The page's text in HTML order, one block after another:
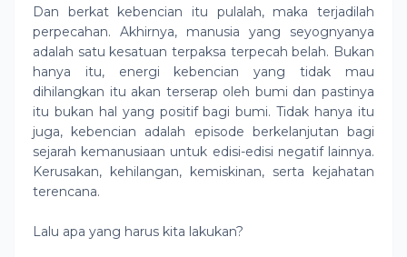
Dan berkat kebencian itu pulalah, maka terjadilah
perpecahan. Akhirnya, manusia yang seyognyanya
adalah satu kesatuan terpaksa terpecah belah. Bukan
hanya itu, energi kebencian yang tidak mau
dihilangkan itu akan terserap oleh bumi dan pastinya
itu bukan hal yang positif bagi bumi. Tidak hanya itu
juga, kebencian adalah episode berkelanjutan bagi
sejarah kemanusiaan untuk edisi-edisi negatif lainnya.
Kerusakan, kehilangan, kemiskinan, serta kejahatan
terencana.
Lalu apa yang harus kita lakukan?